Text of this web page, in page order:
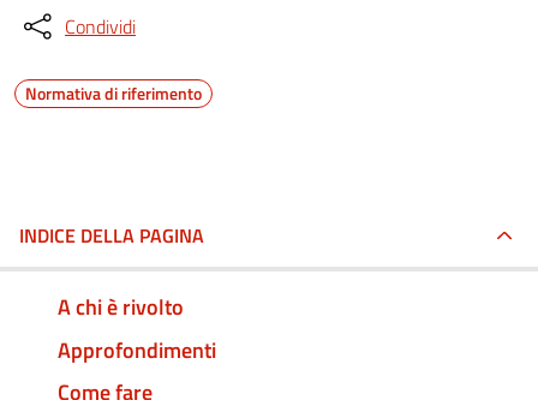
Condividi
Normativa di riferimento
INDICE DELLA PAGINA
A chi è rivolto
Approfondimenti
Come fare